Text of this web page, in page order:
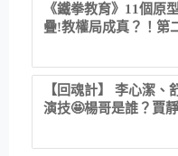
《鐵拳教育》11個原
疊!教權局成真？！第
【回魂計】 李心潔、
演技🤩楊哥是誰？賈